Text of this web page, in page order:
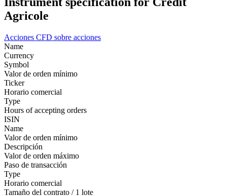
Agricole
Acciones CFD sobre acciones
Name
Currency
Symbol
Valor de orden mínimo
Ticker
Horario comercial
Type
Hours of accepting orders
ISIN
Name
Valor de orden mínimo
Descripción
Valor de orden máximo
Paso de transacción
Type
Horario comercial
Tamaño del contrato / 1 lote